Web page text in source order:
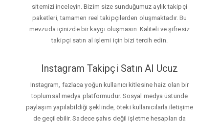
sitemizi inceleyin. Bizim size sunduğumuz aylık takipçi
paketleri, tamamen reel takipçilerden oluşmaktadır. Bu
mevzuda içinizde bir kaygı oluşmasın. Kaliteli ve şifresiz
takipçi satın al işlemi için bizi tercih edin.
Instagram Takipçi Satın Al Ucuz
Instagram, fazlaca yoğun kullanıcı kitlesine haiz olan bir
toplumsal medya platformudur. Sosyal medya üstünde
paylaşım yapılabildiği şeklinde, öteki kullanıcılarla iletişime
de geçilebilir. Sadece şahıs değil işletme hesapları da